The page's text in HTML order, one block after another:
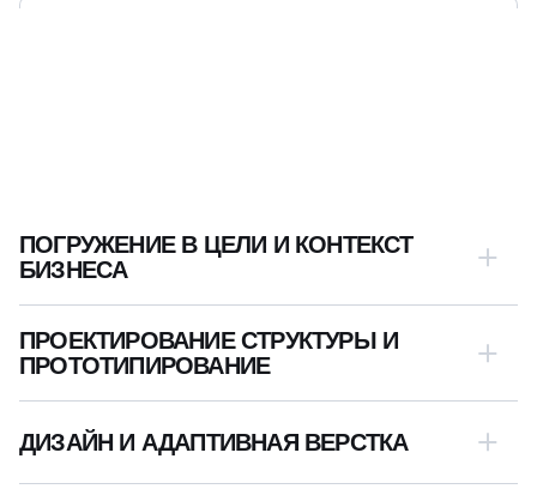
ПОГРУЖЕНИЕ В ЦЕЛИ И КОНТЕКСТ
БИЗНЕСА
ПРОЕКТИРОВАНИЕ СТРУКТУРЫ И
ПРОТОТИПИРОВАНИЕ
ДИЗАЙН И АДАПТИВНАЯ ВЕРСТКА